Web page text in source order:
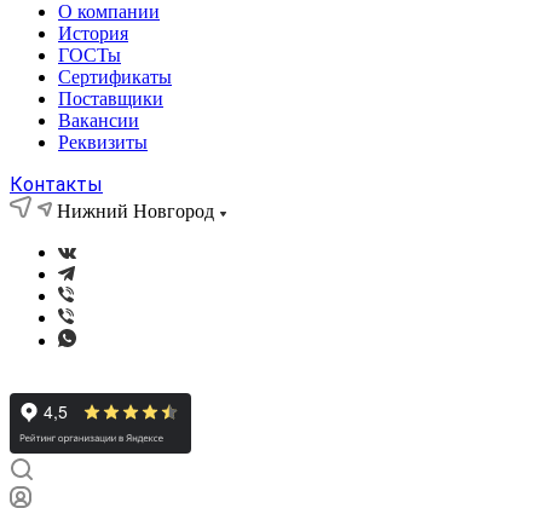
О компании
История
ГОСТы
Сертификаты
Поставщики
Вакансии
Реквизиты
Контакты
Нижний Новгород